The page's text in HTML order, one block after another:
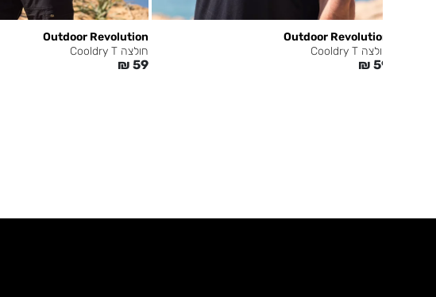
Outdoor Revolution
חולצה Cooldry T
₪ 59
Outdoor Revolution
חולצה Cooldry T
₪ 59